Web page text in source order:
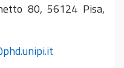
80, 56124 Pisa,